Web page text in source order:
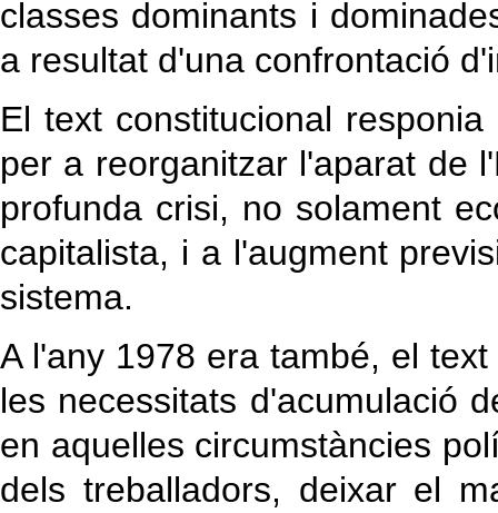
classes dominants i
a resultat d'una confrontació
El text constitucional
per a reorganitzar l'aparat de
profunda crisi, no solament
capitalista, i a l'augment
sistema.
A l'any 1978 era també, el
les necessitats d'acumulació
en aquelles circumstàncies
dels treballadors, deixar el